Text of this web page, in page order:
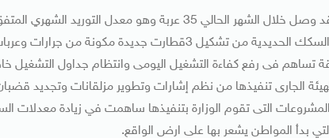
وأشار إلى أنه بوصول هذه الدفعة من العربات يكون قد وصل خلال الشهر الحالي 35 عربة وهو معدل
الشركة المصنعة لافتا إلى أن هذا المعدل يمكن هيئة السكك الحديدية من تشكيل 3قطارت جديدة
تساهم فى رفع كفاءة التشغيل اليومى وانتظام جداول التشغيل
الجارى تنفيذها من نظم إشارات وتطوير مزلقانات وتجديد
التى تقوم الوزارة بتنفيذها ساهمت في زيادة معدلات
بدأ المواطن يشعر بها على ارض الواقع.